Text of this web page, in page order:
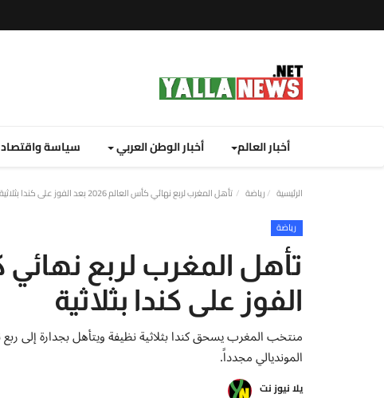
أخبار العالم أخبار الوطن العربي سياسة واقتصاد
الرئيسية رياضة تأهل المغرب لربع نهائي كأس العالم 2026 بعد الفوز على كندا بثلاثية
رياضة
الفوز على كندا بثلاثية
المونديالي مجدداً.
يلا نيوز نت